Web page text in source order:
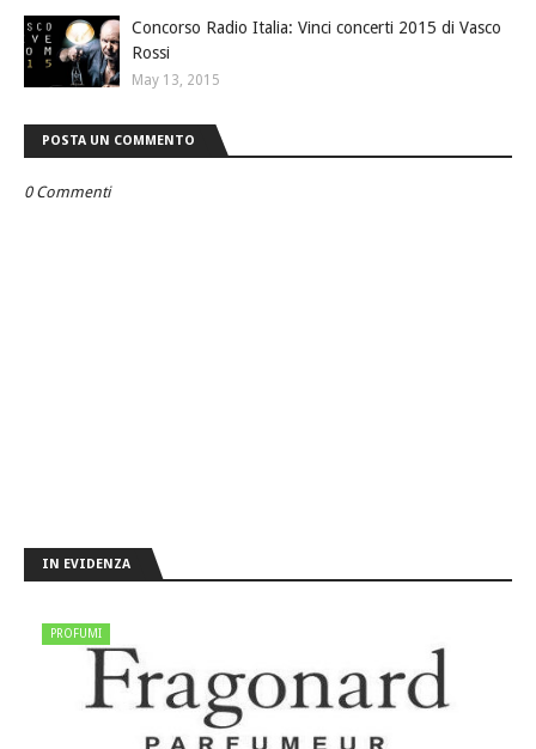
Concorso Radio Italia: Vinci concerti 2015 di Vasco
Rossi
May 13, 2015
POSTA UN COMMENTO
0 Commenti
IN EVIDENZA
PROFUMI